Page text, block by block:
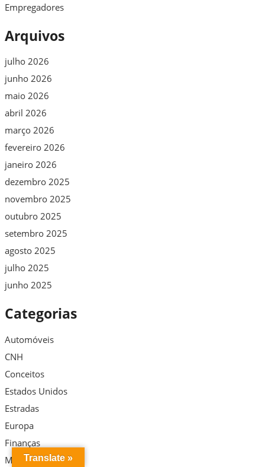
Empregadores
Arquivos
julho 2026
junho 2026
maio 2026
abril 2026
março 2026
fevereiro 2026
janeiro 2026
dezembro 2025
novembro 2025
outubro 2025
setembro 2025
agosto 2025
julho 2025
junho 2025
Categorias
Automóveis
CNH
Conceitos
Estados Unidos
Estradas
Europa
Finanças
Motocicletas
Translate »